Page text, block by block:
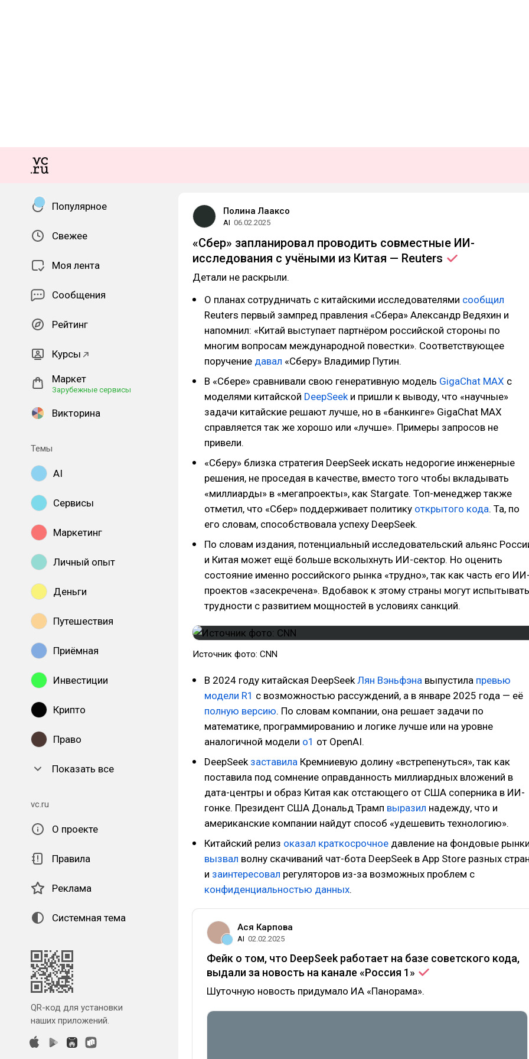
Популярное
Свежее
Моя лента
Сообщения
Рейтинг
Курсы
Маркет
Зарубежные сервисы
Викторина
Темы
AI
Сервисы
Маркетинг
Личный опыт
Деньги
Путешествия
Приёмная
Инвестиции
Крипто
Право
Показать все
vc.ru
О проекте
Правила
Реклама
Системная тема
QR-код для установки
наших приложений.
Полина Лааксо
AI 06.02.2025
«Сбер» запланировал проводить совместные ИИ-
исследования с учёными из Китая — Reuters
Детали не раскрыли.
О планах сотрудничать с китайскими исследователями сообщил
Reuters первый зампред правления «Сбера» Александр Ведяхин и
напомнил: «Китай выступает партнёром российской стороны по
многим вопросам международной повестки». Соответствующее
поручение давал «Сберу» Владимир Путин.
В «Сбере» сравнивали свою генеративную модель GigaChat MAX с
моделями китайской DeepSeekи пришли к выводу, что «научные»
задачи китайские решают лучше, но в «банкинге» GigaChat MAX
справляется так же хорошо или «лучше». Примеры запросов не
привели.
«Сберу» близка стратегия DeepSeek искать недорогие инженерные
решения, не проседая в качестве, вместо того чтобы вкладывать
«миллиарды» в «мегапроекты», как Stargate. Топ-менеджер также
отметил, что «Сбер» поддерживает политику открытого кода. Та, по
его словам, способствовала успеху DeepSeek.
По словам издания, потенциальный исследовательский альянс
и Китая может ещё больше всколыхнуть ИИ-сектор. Но оценить
состояние именно российского рынка «трудно», так как часть его
проектов «засекречена». Вдобавок к этому страны могут испытывать
трудности с развитием мощностей в условиях санкций.
Источник фото: CNN
В 2024 году китайская DeepSeekЛян Вэньфэна выпустила превью
модели R1 с возможностью рассуждений, а в январе 2025 года — её
полную версию. По словам компании, она решает задачи по
математике, программированию и логике лучше или на уровне
аналогичной модели o1 от OpenAI.
DeepSeek заставила Кремниевую долину «встрепенуться», так как
поставила под сомнение оправданность миллиардных вложений в
дата-центры и образ Китая как отстающего от США соперника в ИИ-
гонке. Президент США Дональд Трамп выразил надежду, что и
американские компании найдут способ «удешевить технологию».
Китайский релиз оказал краткосрочное давление на фондовые
вызвал волну скачиваний чат-бота DeepSeek в App Store разных
и заинтересовал регуляторов из-за возможных проблем с
конфиденциальностью данных.
Ася Карпова
AI 02.02.2025
Фейк о том, что DeepSeek работает на базе советского кода,
выдали за новость на канале «Россия 1»
Шуточную новость придумало ИА «Панорама».